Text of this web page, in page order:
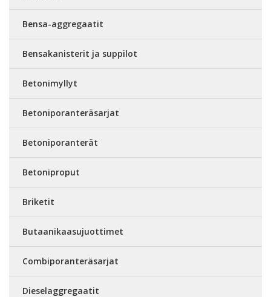
Bensa-aggregaatit
Bensakanisterit ja suppilot
Betonimyllyt
Betoniporanteräsarjat
Betoniporanterät
Betoniproput
Briketit
Butaanikaasujuottimet
Combiporanteräsarjat
Dieselaggregaatit